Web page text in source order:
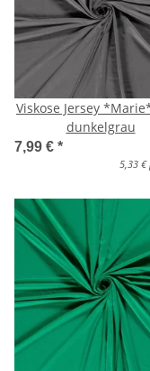
Viskose Jersey
dunkelgrau
7,99 € *
5,33 €